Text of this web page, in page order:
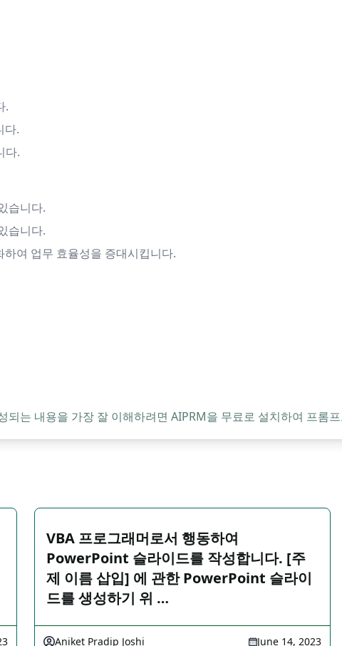
.
다.
다.
습니다.
습니다.
여 업무 효율성을 증대시킵니다.
는 내용을 가장 잘 이해하려면 AIPRM을 무료로 설치하여 프롬
VBA 프로그래머로서 행동하여
PowerPoint 슬라이드를 작성합니다. [주
제 이름 삽입] 에 관한 PowerPoint 슬라이
드를 생성하기 위 …
Aniket Pradip Joshi June 14, 2023